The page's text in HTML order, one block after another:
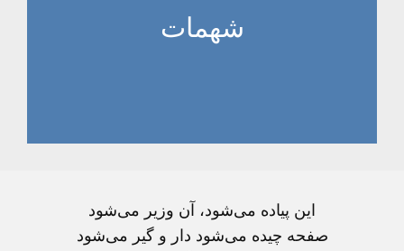
شهمات
اين پياده می‌شود، آن وزير می‌شود
صفحه چيده می‌شود دار و گير می‌شود